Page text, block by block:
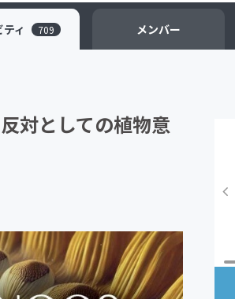
ビューティー・ヘルスケア
ィ 709 メンバー
対としての植物意